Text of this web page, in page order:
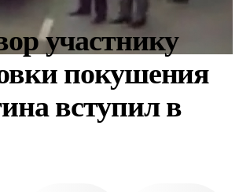
участнику
покушения
вступил в